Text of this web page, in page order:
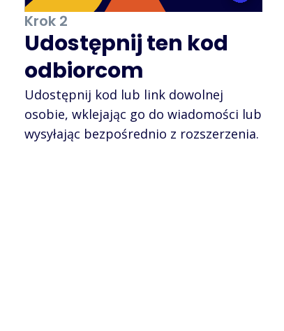
Krok 2
Udostępnij ten kod
odbiorcom
Udostępnij kod lub link dowolnej
osobie, wklejając go do wiadomości lub
wysyłając bezpośrednio z rozszerzenia.